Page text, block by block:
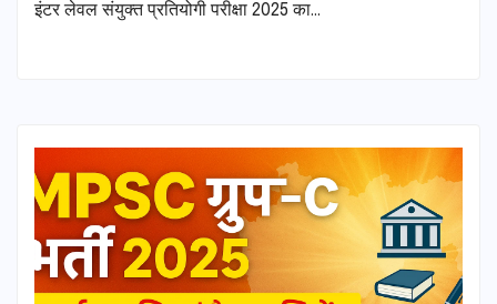
इंटर लेवल संयुक्त प्रतियोगी परीक्षा 2025 का…